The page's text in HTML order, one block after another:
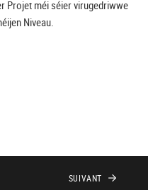
Projet méi séier virugedriwwe
Niveau.
SUIVANT